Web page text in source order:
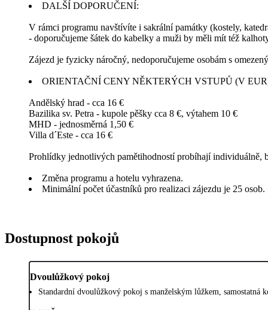
DALŠÍ DOPORUČENÍ:
V rámci programu navštívíte i sakrální památky (kostely,
- doporučujeme šátek do kabelky a muži by měli mít též
Zájezd je fyzicky náročný, nedoporučujeme osobám s
ORIENTAČNÍ CENY NĚKTERÝCH VSTUPŮ (V
Andělský hrad - cca 16 €
Bazilika sv. Petra - kupole pěšky cca 8 €, výtahem 10 €
MHD - jednosměrná 1,50 €
Villa d´Este - cca 16 €
Prohlídky jednotlivých pamětihodností probíhají individuálně,
Změna programu a hotelu vyhrazena.
Minimální počet účastníků pro realizaci zájezdu je 25 osob.
Dostupnost pokojů
Dvoulůžkový pokoj
Standardní dvoulůžkový pokoj s manželským lůžkem, samostatná